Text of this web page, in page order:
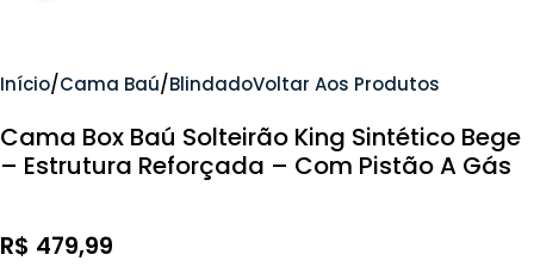
Início Cama Baú BlindadoVoltar Aos Produtos
Cama Box Baú Solteirão King Sintético Bege
– Estrutura Reforçada – Com Pistão A Gás
R$ 479,99